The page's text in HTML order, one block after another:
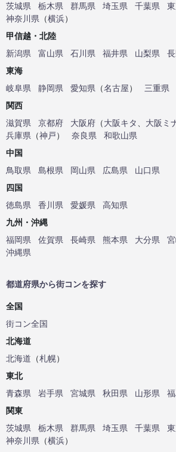
茨城県
栃木県 群馬県 埼玉県 千葉県
神奈川県 （横浜）
甲信越・北陸
新潟県
富山県 石川県 福井県 山梨県
東海
岐阜県
静岡県 愛知県 （名古屋）
三重県
関西
滋賀県
京都府 大阪府 （大阪キタ 大阪ミ
兵庫県 （神戸） 奈良県
和歌山県
中国
鳥取県
島根県 岡山県 広島県
山口県
四国
徳島県
香川県 愛媛県
高知県
九州・沖縄
福岡県
佐賀県 長崎県 熊本県 大分県
沖縄県
都道府県から街コンを探す
全国
街コン全国
北海道
北海道 （札幌）
東北
青森県
岩手県 宮城県 秋田県 山形県
関東
茨城県
栃木県 群馬県 埼玉県 千葉県
神奈川県 （横浜）